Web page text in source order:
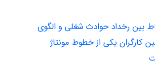
بین رخداد حوادث شغلی و الگوی
کارگران یکی از خطوط مونتاژ